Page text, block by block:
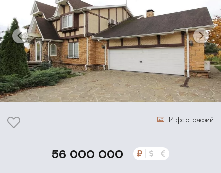
14 фотографий
56 000 000